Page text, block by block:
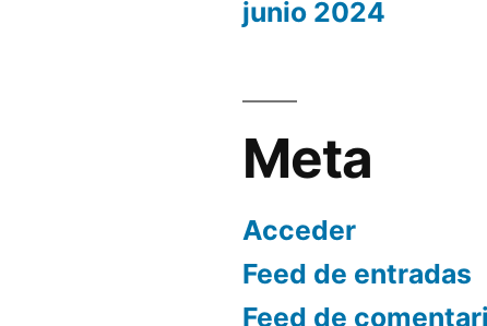
junio 2024
Meta
Acceder
Feed de entradas
Feed de